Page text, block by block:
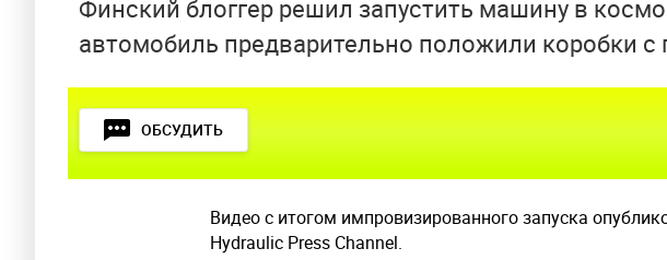
Финский блоггер решил запустить машину в
автомобиль предварительно положили коробки с
ОБСУДИТЬ
Видео с итогом импровизированного запуска
Hydraulic Press Channel.